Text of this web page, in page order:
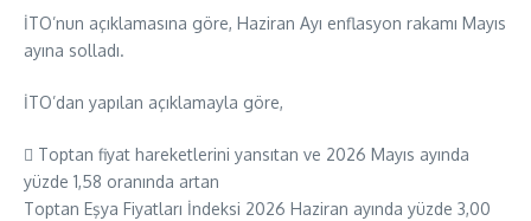
İTO’nun açıklamasına göre, Haziran Ayı enflasyon rakamı Mayıs
ayına solladı.
İTO’dan yapılan açıklamayla göre,
 Toptan fiyat hareketlerini yansıtan ve 2026 Mayıs ayında
yüzde 1,58 oranında artan
Toptan Eşya Fiyatları İndeksi 2026 Haziran ayında yüzde 3,00